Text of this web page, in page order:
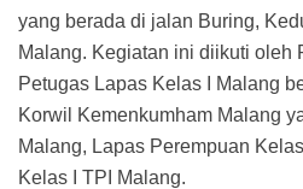
yang berada di jalan Buring,
Malang. Kegiatan ini diikuti oleh
Petugas Lapas Kelas I Malang
Korwil Kemenkumham Malang
Malang, Lapas Perempuan
Kelas I TPI Malang.